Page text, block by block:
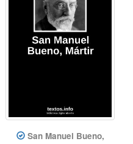
San Manuel Bueno,